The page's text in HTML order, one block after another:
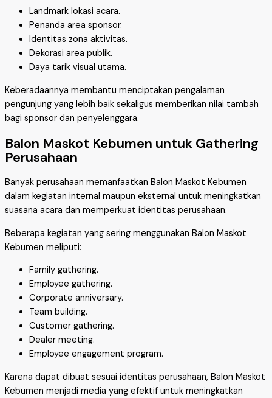
Landmark lokasi acara.
Penanda area sponsor.
Identitas zona aktivitas.
Dekorasi area publik.
Daya tarik visual utama.
Keberadaannya membantu menciptakan pengalaman
pengunjung yang lebih baik sekaligus memberikan nilai tambah
bagi sponsor dan penyelenggara.
Balon Maskot Kebumen untuk Gathering
Perusahaan
Banyak perusahaan memanfaatkan Balon Maskot Kebumen
dalam kegiatan internal maupun eksternal untuk meningkatkan
suasana acara dan memperkuat identitas perusahaan.
Beberapa kegiatan yang sering menggunakan Balon Maskot
Kebumen meliputi:
Family gathering.
Employee gathering.
Corporate anniversary.
Team building.
Customer gathering.
Dealer meeting.
Employee engagement program.
Karena dapat dibuat sesuai identitas perusahaan, Balon Maskot
Kebumen menjadi media yang efektif untuk meningkatkan